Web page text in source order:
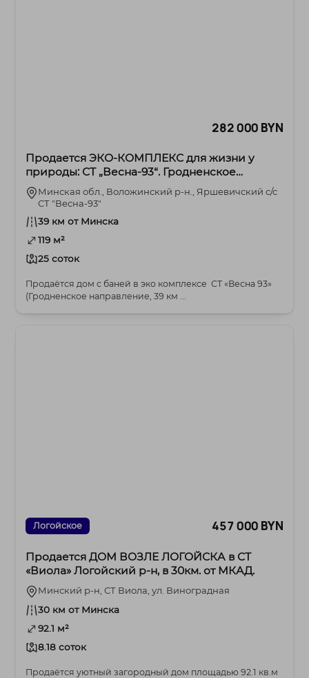
282 000 BYN
Продается ЭКО-КОМПЛЕКС для жизни у
природы: СТ „Весна‑93“. Гродненское
направление в 39 км от Минска
Минская обл., Воложинский р-н., Яршевичский с/с
СТ "Весна-93"
39 км от Минска
119 м²
25 соток
Продаётся дом с баней в эко комплексе СТ «Весна 93»
(Гродненское направление, 39 км ...
Логойское 457 000 BYN
Продается ДОМ ВОЗЛЕ ЛОГОЙСКА в СТ
«Виола» Логойский р-н, в 30км. от МКАД.
Минский р-н, СТ Виола, ул. Виноградная
30 км от Минска
92.1 м²
8.18 соток
Продаётся уютный загородный дом площадью 92.1 кв.м